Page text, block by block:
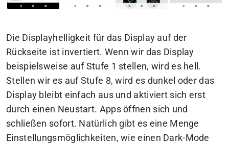
Die Displayhelligkeit für das Display auf der
Rückseite ist invertiert. Wenn wir das Display
beispielsweise auf Stufe 1 stellen, wird es hell.
Stellen wir es auf Stufe 8, wird es dunkel oder das
Display bleibt einfach aus und aktiviert sich erst
durch einen Neustart. Apps öffnen sich und
schließen sofort. Natürlich gibt es eine Menge
Einstellungsmöglichkeiten, wie einen Dark-Mode